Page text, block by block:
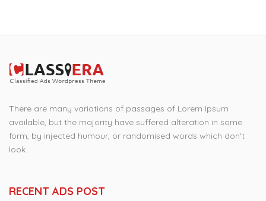
There are many variations of passages of Lorem Ipsum
available, but the majority have suffered alteration in some
form, by injected humour, or randomised words which don't
look.
RECENT ADS POST